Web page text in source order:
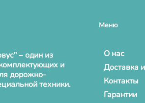
– один из
и
дорожно-
техники.
Меню
О нас
Доставка
Контакты
Гарантии